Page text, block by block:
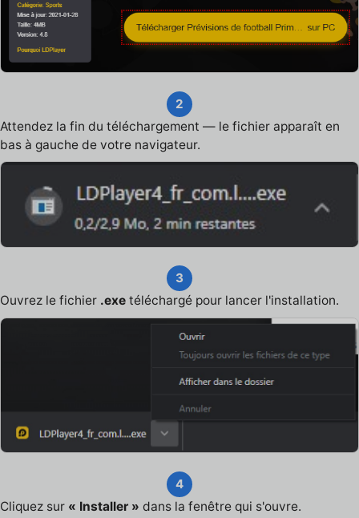
2
Attendez la fin du téléchargement — le fichier apparaît en
bas à gauche de votre navigateur.
3
Ouvrez le fichier .exe téléchargé pour lancer l'installation.
4
Cliquez sur « Installer » dans la fenêtre qui s'ouvre.